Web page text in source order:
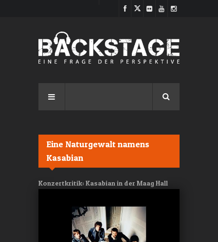
Eine Naturgewalt namens
Kasabian
Konzertkritik: Kasabian in der Maag Hall